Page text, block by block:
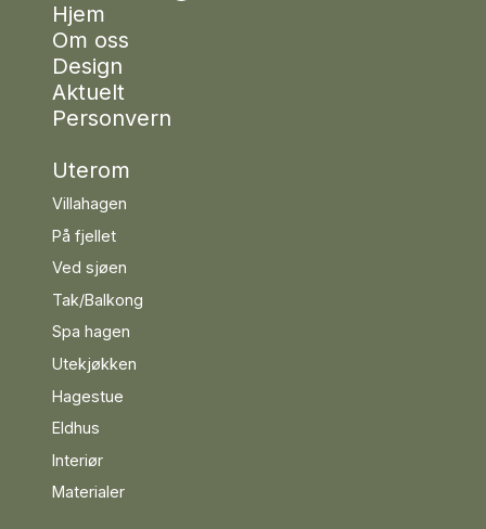
Hjem
Om oss
Design
Aktuelt
Personvern
Uterom
Villahagen
På fjellet
Ved sjøen
Tak/Balkong
Spa hagen
Utekjøkken
Hagestue
Eldhus
Interiør
Materialer